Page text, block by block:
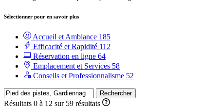
Sélectionner pour en savoir plus
Accueil et Ambiance 185
Efficacité et Rapidité 112
Réservation en ligne 64
Emplacement et Services 58
Conseils et Professionnalisme 52
Rechercher
Résultats 0 à 12 sur 59 résultats